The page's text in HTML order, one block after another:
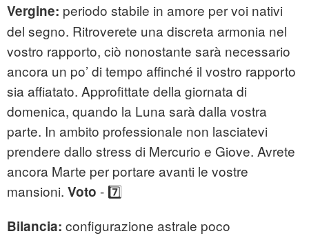
Vergine: periodo stabile in amore per voi nativi
del segno. Ritroverete una discreta armonia nel
vostro rapporto, ciò nonostante sarà necessario
ancora un po’ di tempo affinché il vostro rapporto
sia affiatato. Approfittate della giornata di
domenica, quando la Luna sarà dalla vostra
parte. In ambito professionale non lasciatevi
prendere dallo stress di Mercurio e Giove. Avrete
ancora Marte per portare avanti le vostre
mansioni. Voto - 7️⃣
Bilancia: configurazione astrale poco